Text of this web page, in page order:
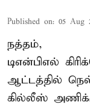
Published on: 05 Aug
நத்தம்,
டிஎன்பிஎல்
ஆட்டத்தில்
கில்லீஸ்